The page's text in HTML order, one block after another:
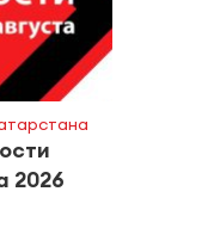
2026